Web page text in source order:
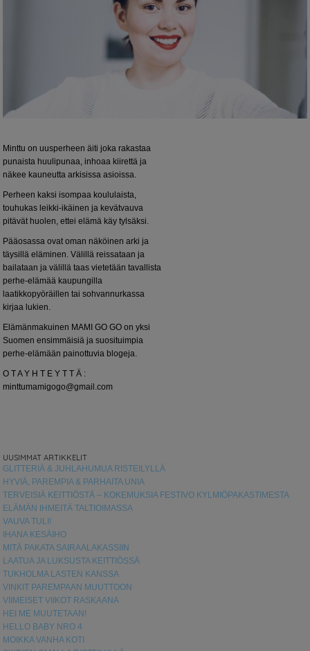
Minttu on uusperheen äiti joka rakastaa
punaista huulipunaa, inhoaa kiirettä ja
näkee kauneutta arkisissa asioissa.
Perheen kaksi isompaa koululaista,
touhukas leikki-ikäinen ja kevätvauva
pitävät huolen, ettei elämä käy tylsäksi.
Pääosassa ovat oman näköinen arki ja
täysillä eläminen. Välillä reissataan ja
bailataan ja välillä taas vietetään tavallista
perhe-elämää kaupungilla
laatikkopyöräillen tai sohvannurkassa
kirjaa lukien.
Elämänmakuinen MAMI GO GO on yksi
Suomen ensimmäisiä ja suosituimpia
perhe-elämään painottuvia blogeja.
O T A Y H T E Y T T Ä :
minttumamigogo@gmail.com
UUSIMMAT ARTIKKELIT
GLITTERIÄ & JUHLAHUMUA RISTEILYLLÄ
HYVIÄ, PAREMPIA & PARHAITA UNIA
TERVEISIÄ KEITTIÖSTÄ – KOKEMUKSIA FESTIVO KYLMIÖPAKASTIMESTA
ELÄMÄN IHMEITÄ TALTIOIMASSA
VAUVA TULI!
IHANA KESÄIHO
MITÄ PAKATA SAIRAALAKASSIIN
LAATUA JA LUKSUSTA KEITTIÖSSÄ
TUKHOLMA LASTEN KANSSA
VINKIT PAREMPAAN MUUTTOON
VIIMEISET VIIKOT RASKAANA
HEI ME MUUTETAAN!
HELLO BABY NRO 4
MOIKKA VANHA KOTI